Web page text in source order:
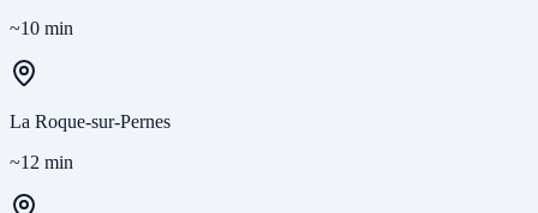
~10 min
La Roque-sur-Pernes
~12 min